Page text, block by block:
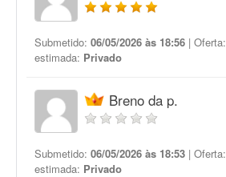
Submetido: 06/05/2026 às 18:56 | Oferta:
estimada: Privado
Breno da p.
Submetido: 06/05/2026 às 18:53 | Oferta:
estimada: Privado